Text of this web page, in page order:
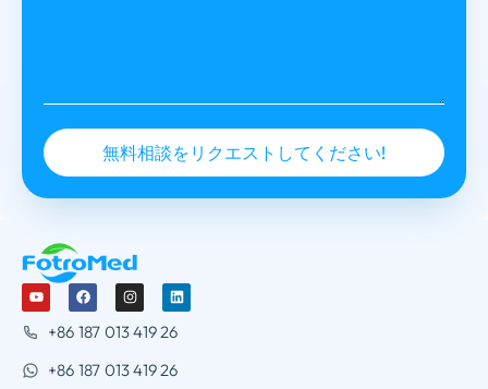
+86 187 013 419 26
+86 187 013 419 26